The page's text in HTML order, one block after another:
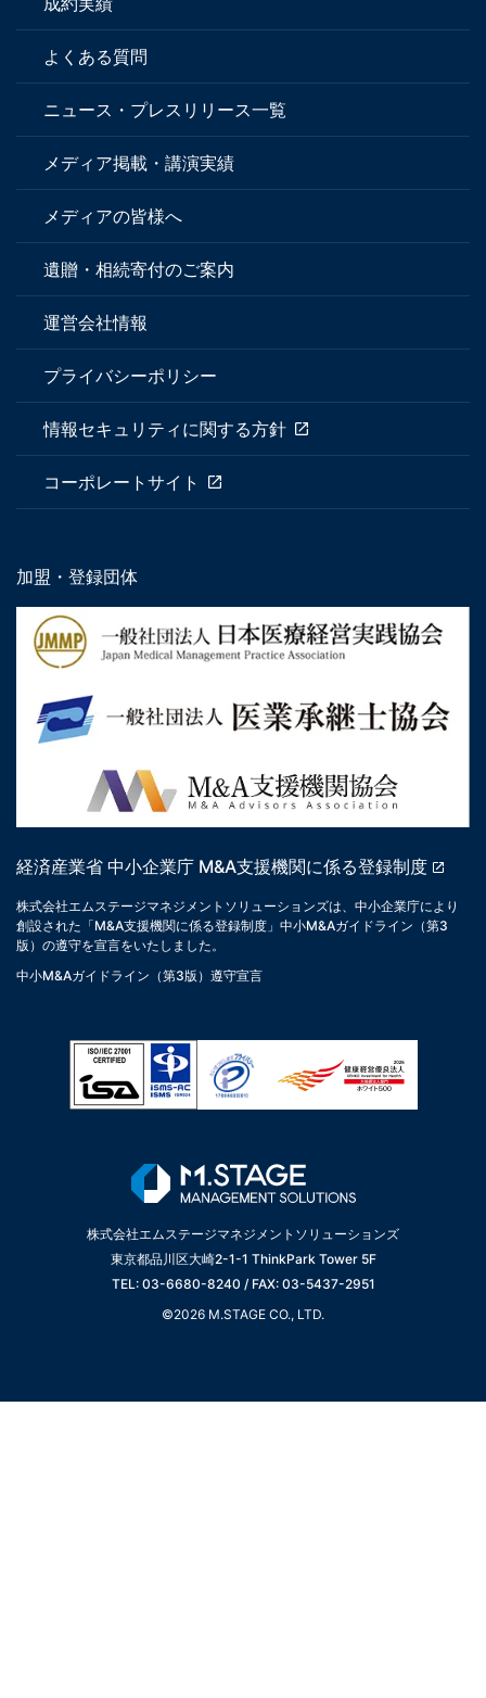
よくある質問
ニュース・プレスリリース一覧
メディア掲載・講演実績
メディアの皆様へ
遺贈・相続寄付のご案内
運営会社情報
プライバシーポリシー
情報セキュリティに関する方針
コーポレートサイト
加盟・登録団体
経済産業省 中小企業庁 M&A支援機関に係る登録制度
株式会社エムステージマネジメントソリューションズは、中小企業庁により
創設された「M&A支援機関に係る登録制度」中小M&Aガイドライン（第3
版）の遵守を宣言をいたしました。
中小M&Aガイドライン（第3版）遵守宣言
株式会社エムステージマネジメントソリューションズ
東京都品川区大崎2-1-1 ThinkPark Tower 5F
TEL: 03-6680-8240 / FAX: 03-5437-2951
©2026 M.STAGE CO., LTD.